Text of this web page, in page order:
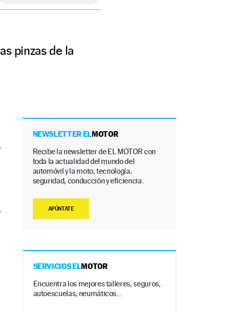
pinzas de la
NEWSLETTER ELMOTOR
Recibe la newsletter de EL MOTOR con
toda la actualidad del mundo del
automóvil y la moto, tecnología,
seguridad, conducción y eficiencia.
APÚNTATE
SERVICIOS ELMOTOR
Encuentra los mejores talleres, seguros,
autoescuelas, neumáticos…